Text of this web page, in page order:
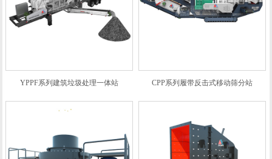
YPPF系列建筑垃圾处理一体站 CPP系列履带反击式移动筛分站